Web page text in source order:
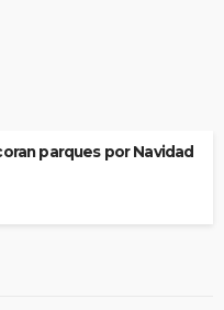
parques por Navidad